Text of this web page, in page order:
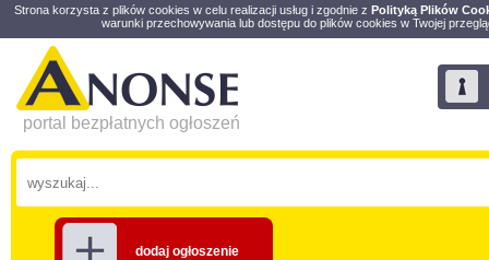
Strona korzysta z plików cookies w celu realizacji usług i zgodnie z Polityką Plików
warunki przechowywania lub dostępu do plików cookies w Twojej
portal bezpłatnych ogłoszeń
dodaj ogłoszenie